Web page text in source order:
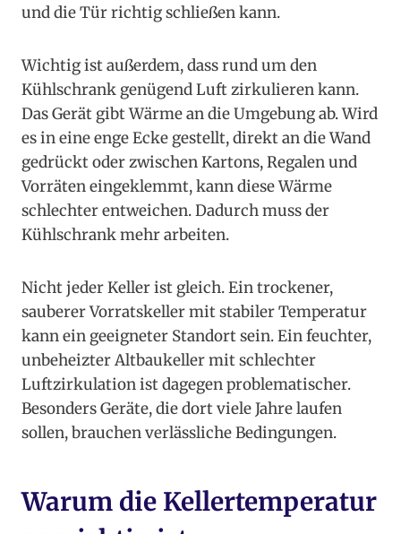
und die Tür richtig schließen kann.
Wichtig ist außerdem, dass rund um den
Kühlschrank genügend Luft zirkulieren kann.
Das Gerät gibt Wärme an die Umgebung ab. Wird
es in eine enge Ecke gestellt, direkt an die Wand
gedrückt oder zwischen Kartons, Regalen und
Vorräten eingeklemmt, kann diese Wärme
schlechter entweichen. Dadurch muss der
Kühlschrank mehr arbeiten.
Nicht jeder Keller ist gleich. Ein trockener,
sauberer Vorratskeller mit stabiler Temperatur
kann ein geeigneter Standort sein. Ein feuchter,
unbeheizter Altbaukeller mit schlechter
Luftzirkulation ist dagegen problematischer.
Besonders Geräte, die dort viele Jahre laufen
sollen, brauchen verlässliche Bedingungen.
Warum die Kellertemperatur